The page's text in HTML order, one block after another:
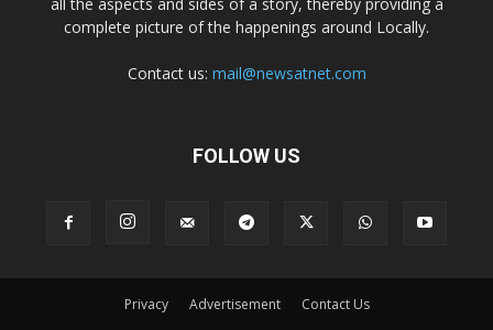
complete picture of the happenings around Locally.
Contact us: mail@newsatnet.com
FOLLOW US
Privacy Advertisement Contact Us